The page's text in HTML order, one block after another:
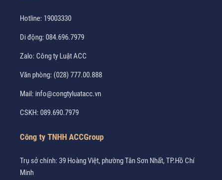
Hotline: 19003330
Di động: 084.696.7979
Zalo: Công ty Luật ACC
Văn phòng: (028) 777.00.888
Mail: info@congtyluatacc.vn
CSKH: 089.690.7979
Công ty TNHH ACCGroup
Trụ sở chính: 39 Hoàng Việt, phường Tân Sơn Nhất, TP.Hồ Chí
Minh